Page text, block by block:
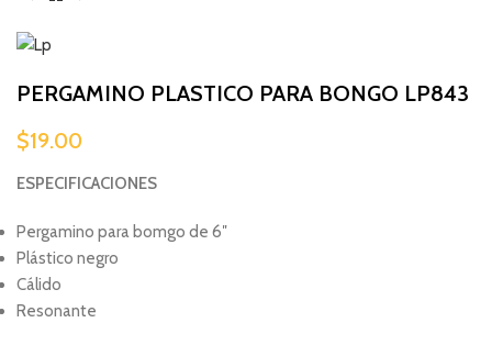
PERGAMINO PLASTICO PARA BONGO LP843
$19.00
ESPECIFICACIONES
Pergamino para bomgo de 6″
Plástico negro
Cálido
Resonante